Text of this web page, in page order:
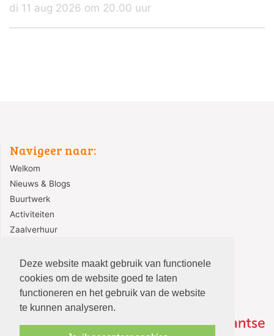
Deze website maakt gebruik van functionele
cookies om de website goed te laten
functioneren en het gebruik van de website
te kunnen analyseren.
di 11 aug 2026 om 20.00 uur
Navigeer naar:
Welkom
Nieuws & Blogs
Buurtwerk
Activiteiten
Zaalverhuur